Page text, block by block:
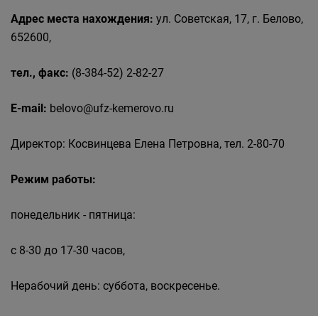
Адрес места нахождения: ул. Советская, 17, г. Белово,
652600,
тел., факс: (8-384-52) 2-82-27
E-mail: belovo@ufz-kemerovo.ru
Директор: Косвинцева Елена Петровна, тел. 2-80-70
Режим работы:
понедельник - пятница:
с 8-30 до 17-30 часов,
Нерабочий день: суббота, воскресенье.